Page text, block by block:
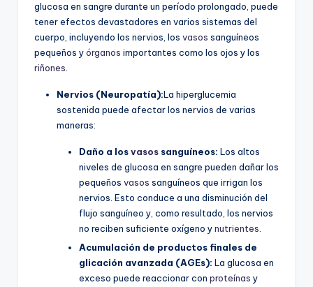
glucosa en sangre durante un período prolongado, puede
tener efectos devastadores en varios sistemas del
cuerpo, incluyendo los nervios, los vasos sanguíneos
pequeños yórganos importantes como los ojos y los
riñones
Nervios (Neuropatía):La hiperglucemia
sostenida puede afectar los nervios de varias
maneras:
Daño a losvasos sanguíneos: Los altos
niveles de glucosa en sangre pueden dañar los
pequeños vasos sanguíneos que irrigan los
nervios. Esto conduce a una disminución del
flujo sanguíneo y, como resultado, los nervios
no reciben suficiente oxígeno ynutrientes
Acumulación de productos finales de
glicación avanzada (AGEs): La glucosa en
exceso puede reaccionar con proteínas y